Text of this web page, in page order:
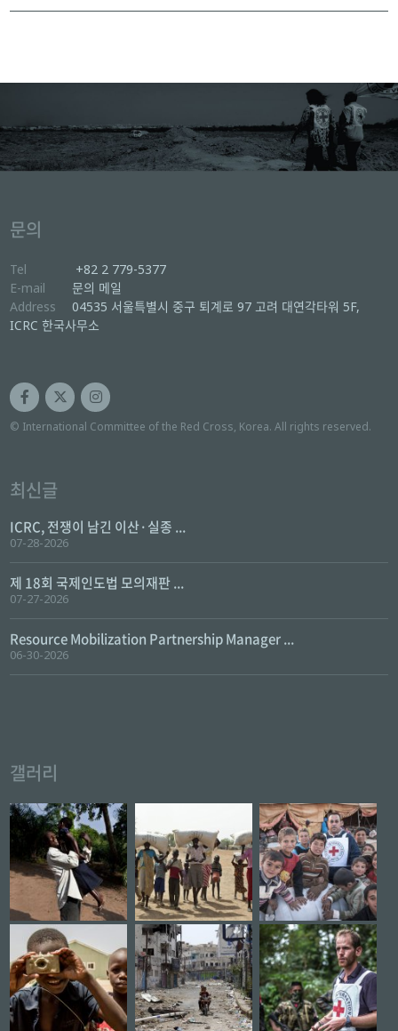
문의
Tel
+82 2 779-5377
E-mail
문의 메일
Address
04535 서울특별시 중구 퇴계로 97 고려 대연각타워 5F,
ICRC 한국사무소
© International Committee of the Red Cross, Korea. All rights reserved.
최신글
ICRC, 전쟁이 남긴 이산·실종 ...
07-28-2026
제 18회 국제인도법 모의재판 ...
07-27-2026
Resource Mobilization Partnership Manager ...
06-30-2026
갤러리